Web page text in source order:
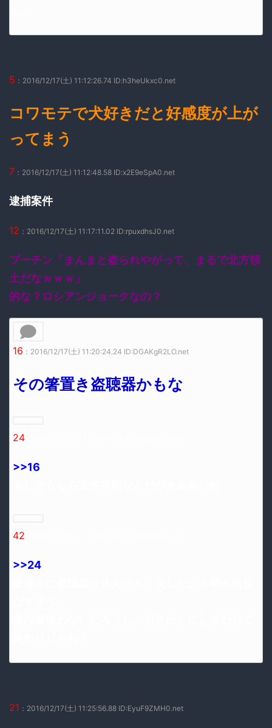
5 ：2016/12/17(土) 11:12:26.74 ID:h3heUkxc0.net
コワモテで犬好きだと好感度が上が
ってまう
7 ：2016/12/17(土) 11:12:48.58 ID:x2E9eSpA0.net
逮捕案件
12 ：2016/12/17(土) 11:17:11.02 ID:rpuxdhsJ0.net
プーチン「まんまと盗られやがって、まるで北方領
土だなｗｗｗ」
的な？ロシアンジョークなの？
16 ：2016/12/17(土) 11:20:24.24 ID:DGAKgR2LO.net
その箸置き盗聴器かもな
24
>>16
42
>>24
21 ：2016/12/17(土) 11:25:56.88 ID:EyuF9ZMH0.net